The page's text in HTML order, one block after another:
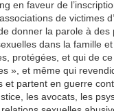
en faveur de
de victimes
donner la parole à des
dans la famille
protégées, et qui de
», et même qui
et partent en guerre
les avocats, les